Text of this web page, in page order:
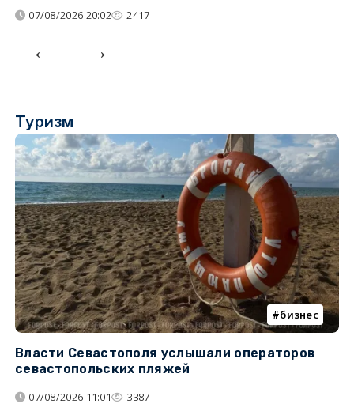
07/08/2026 20:02 2417
Туризм
бизнес
Власти Севастополя услышали операторов
севастопольских пляжей
07/08/2026 11:01 3387